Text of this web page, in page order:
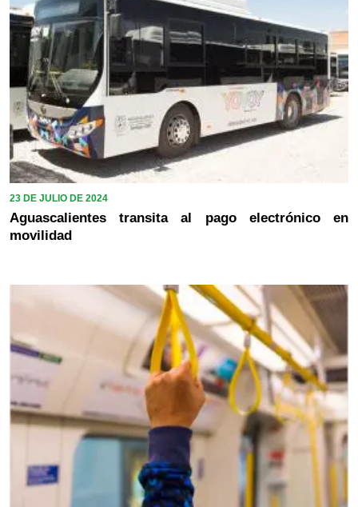
23 DE JULIO DE 2024
Aguascalientes transita al pago electrónico en
movilidad